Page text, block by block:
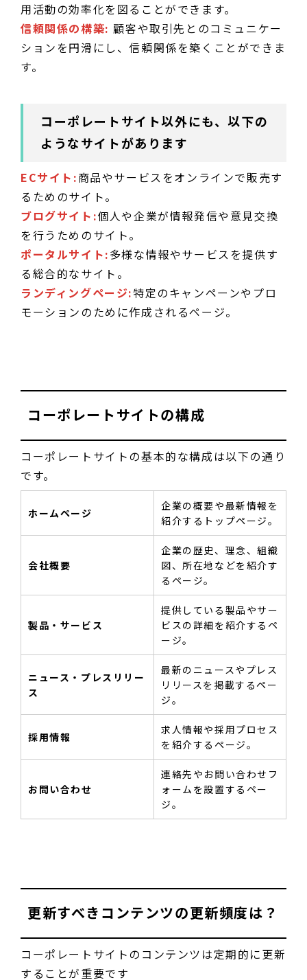
用活動の効率化を図ることができます。
信頼関係の構築: 顧客や取引先とのコミュニケー
ションを円滑にし、信頼関係を築くことができま
す。
コーポレートサイト以外にも、以下の
ようなサイトがあります
ECサイト:商品やサービスをオンラインで販売す
るためのサイト。
ブログサイト:個人や企業が情報発信や意見交換
を行うためのサイト。
ポータルサイト:多様な情報やサービスを提供す
る総合的なサイト。
ランディングページ:特定のキャンペーンやプロ
モーションのために作成されるページ。
コーポレートサイトの構成
コーポレートサイトの基本的な構成は以下の通り
です。
ホームページ
企業の概要や最新情報を
紹介するトップページ。
会社概要
企業の歴史、理念、組織
図、所在地などを紹介す
るページ。
製品・サービス
提供している製品やサー
ビスの詳細を紹介するペ
ージ。
ニュース・プレスリリー
ス
最新のニュースやプレス
リリースを掲載するペー
ジ。
採用情報
求人情報や採用プロセス
を紹介するページ。
お問い合わせ
連絡先やお問い合わせフ
ォームを設置するペー
ジ。
更新すべきコンテンツの更新頻度は？
コーポレートサイトのコンテンツは定期的に更新
することが重要です